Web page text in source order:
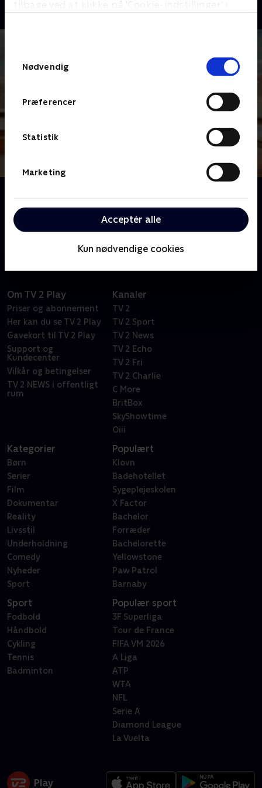
tilbage ved at klikke på ’Cookie-indstillinger’ i
Nødvendig
Præferencer
Statistik
Marketing
Acceptér alle
Kun nødvendige cookies
Meyerheim og hans panel af kendte danskere er klar
til at dele generøst ud af erfaringer og anekdoter for
at hjælpe danskerne med deres dilemmaer.
Om TV 2 Play
Priser og abonnement
Her kan du se TV 2 Play
Gavekort til TV 2 Play
Support og
Kundecenter
Vilkår og betingelser
TV 2 NEWS i offentligt
rum
Kanaler
TV 2
TV 2 Sport
TV 2 News
TV 2 Echo
TV 2 Fri
TV 2 Charlie
C More
BritBox
SkyShowtime
Oiii
Kategorier
Børn
Serier
Film
Dokumentar
Reality
Livsstil
Underholdning
Comedy
Nyheder
Sport
Populært
Klovn
Badehotellet
Sygeplejeskolen
X Factor
Bachelor
Forræder
Bachelorette
Yellowstone
Paw Patrol
Barnaby
Sport
Fodbold
Håndbold
Cykling
Tennis
Badminton
Populær sport
3F Superliga
Tour de France
FIFA VM 2026
A Liga
ATP
WTA
NFL
Serie A
Diamond League
La Vuelta